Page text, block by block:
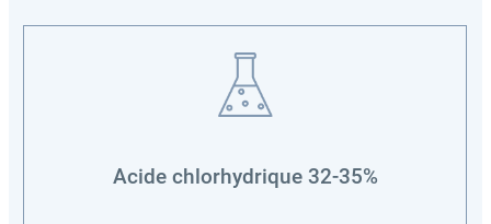
Acide chlorhydrique 32-35%